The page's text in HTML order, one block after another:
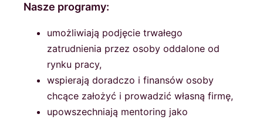
Nasze programy:
umożliwiają podjęcie trwałego
zatrudnienia przez osoby oddalone od
rynku pracy,
wspierają doradczo i finansów osoby
chcące założyć i prowadzić własną firmę,
upowszechniają mentoring jako